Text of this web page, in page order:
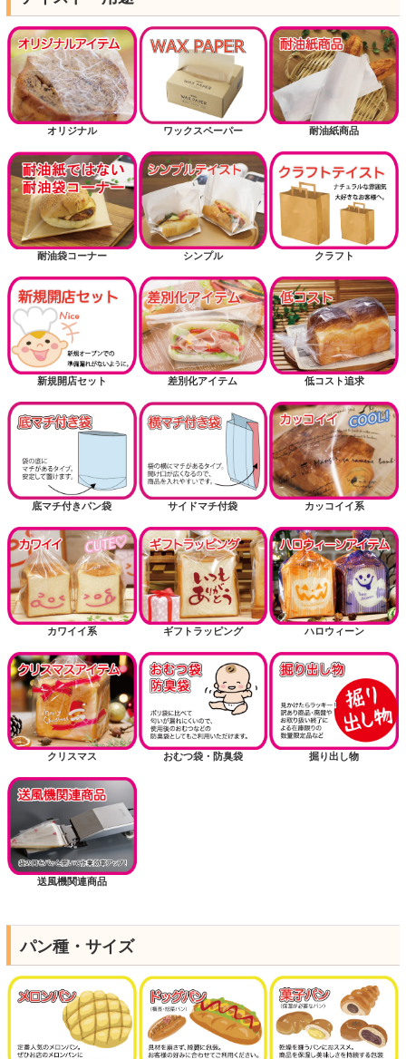
オリジナル ワックスペーパー 耐油紙商品
耐油袋コーナー シンプル クラフト
新規開店セット 差別化アイテム 低コスト追求
底マチ付きパン袋 サイドマチ付袋 カッコイイ系
カワイイ系 ギフトラッピング ハロウィーン
クリスマス おむつ袋・防臭袋 掘り出し物
送風機関連商品
パン種・サイズ